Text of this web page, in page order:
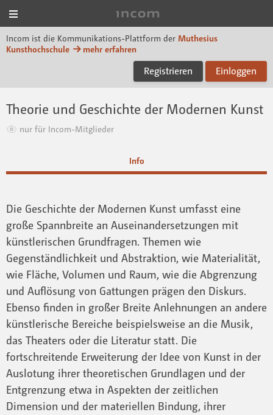
Incom ist die Kommunikations-Plattform der Muthesius
Kunsthochschule
mehr erfahren
Registrieren Einloggen
Theorie und Geschichte der Modernen Kunst
nur für Incom-Mitglieder
Info
Die Geschichte der Modernen Kunst umfasst eine
große Spannbreite an Auseinandersetzungen mit
künstlerischen Grundfragen. Themen wie
Gegenständlichkeit und Abstraktion, wie Materialität,
wie Fläche, Volumen und Raum, wie die Abgrenzung
und Auflösung von Gattungen prägen den Diskurs.
Ebenso finden in großer Breite Anlehnungen an andere
künstlerische Bereiche beispielsweise an die Musik,
das Theaters oder die Literatur statt. Die
fortschreitende Erweiterung der Idee von Kunst in der
Auslotung ihrer theoretischen Grundlagen und der
Entgrenzung etwa in Aspekten der zeitlichen
Dimension und der materiellen Bindung, ihrer